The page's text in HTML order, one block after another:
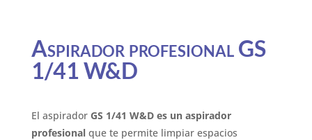
Aspirador profesional GS
1/41 W&D
El aspirador GS 1/41 W&D es un aspirador
profesional que te permite limpiar espacios